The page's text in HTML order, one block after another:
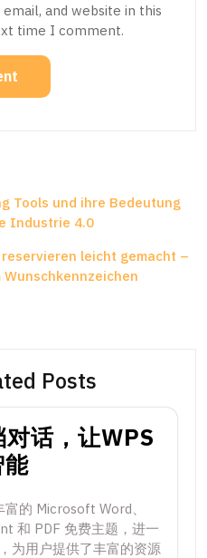
email, and website in this
time I comment.
Tools und ihre Bedeutung
Industrie 4.0
leicht gemacht –
Wunschkennzeichen
Posts
话，让WPS
的 Microsoft Word、
和 PDF 免费主题，进一
为用户提供了丰富的资源